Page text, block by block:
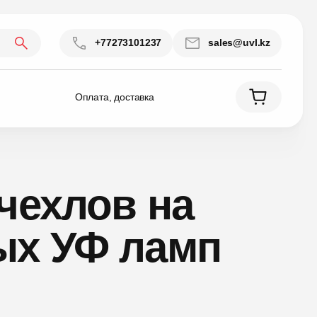
+77273101237 sales@uvl.kz
Оплата, доставка
на
УФ ламп